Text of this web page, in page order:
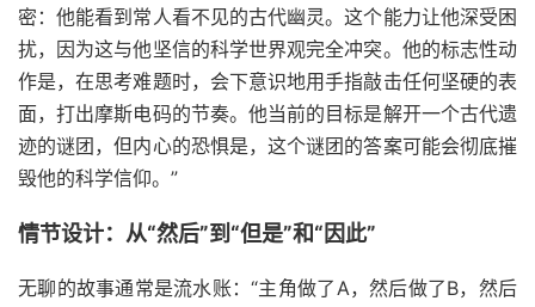
密：他能看到常人看不见的古代幽灵。这个能力让他深受困
扰，因为这与他坚信的科学世界观完全冲突。他的标志性动
作是，在思考难题时，会下意识地用手指敲击任何坚硬的表
面，打出摩斯电码的节奏。他当前的目标是解开一个古代遗
迹的谜团，但内心的恐惧是，这个谜团的答案可能会彻底摧
毁他的科学信仰。”
情节设计：从“然后”到“但是”和“因此”
无聊的故事通常是流水账：“主角做了A，然后做了B，然后